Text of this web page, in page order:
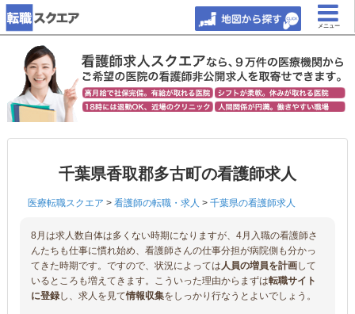
メニュー
千葉県香取郡多古町の看護師求人
医療転職スクエア > 看護師の転職・求人 > 千葉県の看護師求人
8月は求人数自体は多くない時期になりますが、4月入職の看護師さ
んたちも仕事に慣れ始め、看護師さんの仕事分担が病院側も分かっ
てきた時期です。ですので、状況によっては人員の増員を計画して
いるところも増えてきます。こういった理由からまずは転職サイト
に登録し、求人を見て情報収集をしっかり行なうとよいでしょう。